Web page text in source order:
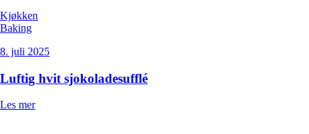
Kjøkken
Baking
8. juli 2025
Luftig hvit sjokoladesufflé
Les mer